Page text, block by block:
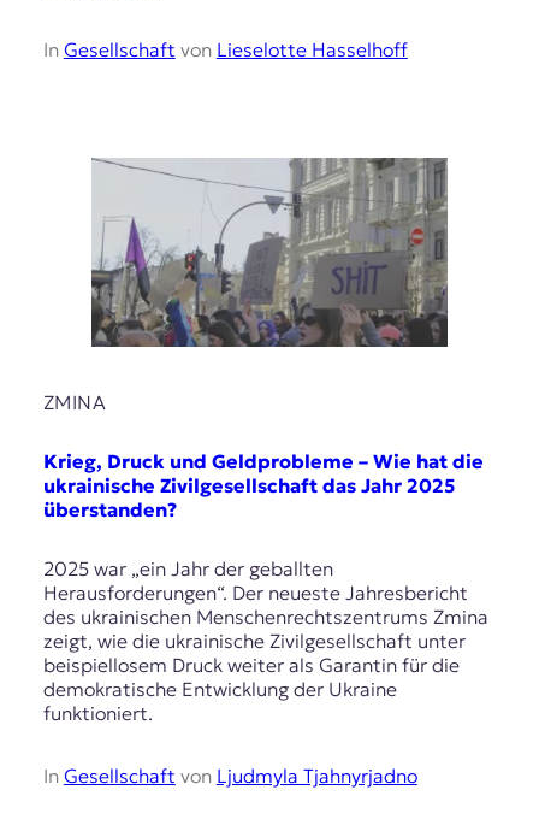
In Gesellschaft von Lieselotte Hasselhoff
ZMINA
Krieg, Druck und Geldprobleme – Wie hat die
ukrainische Zivilgesellschaft das Jahr 2025
überstanden?
2025 war „ein Jahr der geballten
Herausforderungen“. Der neueste Jahresbericht
des ukrainischen Menschenrechtszentrums Zmina
zeigt, wie die ukrainische Zivilgesellschaft unter
beispiellosem Druck weiter als Garantin für die
demokratische Entwicklung der Ukraine
funktioniert.
In Gesellschaft von Ljudmyla Tjahnyrjadno